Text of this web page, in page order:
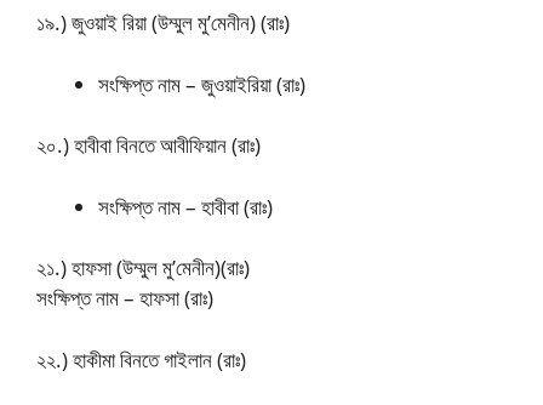
১৯.) জুওয়াই রিয়া (উম্মুল মু’মেনীন) (রাঃ)
সংক্ষিপ্ত নাম – জুওয়াইরিয়া (রাঃ)
২০.) হাবীবা বিনতে আবীফিয়ান (রাঃ)
সংক্ষিপ্ত নাম – হাবীবা (রাঃ)
২১.) হাফসা (উম্মুল মু’মেনীন)(রাঃ)
সংক্ষিপ্ত নাম – হাফসা (রাঃ)
২২.) হাকীমা বিনতে গাইলান (রাঃ)